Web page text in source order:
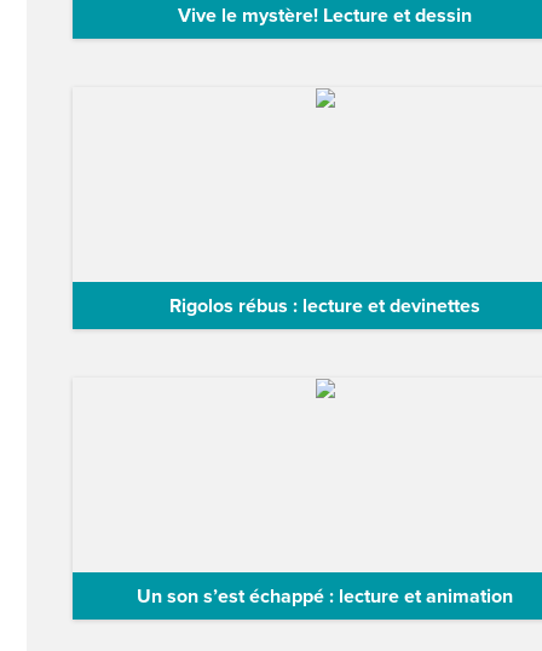
Vive le mystère! Lecture et dessin
Rigolos rébus : lecture et devinettes
Un son s’est échappé : lecture et animation